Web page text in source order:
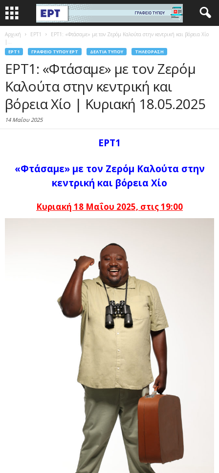
Αρχική EΡΤ1
ΕΡΤ1: «Φτάσαμε» με τον Ζερόμ Καλούτα στην κεντρική και βόρεια Χίο
|...
EΡΤ1 ΓΡΑΦΕΊΟ ΤΎΠΟΥ ΕΡΤ ΔΕΛΤΊΑ ΤΎΠΟΥ ΤΗΛΕΌΡΑΣΗ
ΕΡΤ1: «Φτάσαμε» με τον Ζερόμ
Καλούτα στην κεντρική και
βόρεια Χίο | Κυριακή 18.05.2025
14 Μαΐου 2025
ΕΡΤ1
«Φτάσαμε» με τον Ζερόμ Καλούτα στην
κεντρική και βόρεια Χίο
Κυριακή 18 Μαΐου 2025, στις 19:00